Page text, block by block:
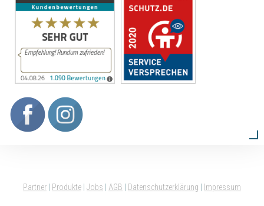
Partner Produkte Jobs AGB Datenschutzerklärung Impressum